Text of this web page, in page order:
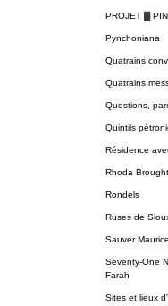
PROJET ▓
Pynchoniana
Quatrains
Quatrains
Questions,
Quintils
Résidence
Rhoda
Rondels
Ruses de
Sauver
Seventy-One
Farah
Sites et lieux